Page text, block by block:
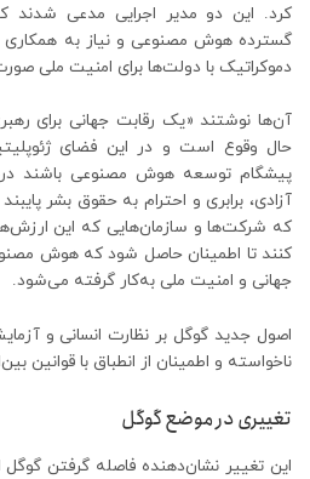
کرد. این دو مدیر اجرایی مدعی شدند
گسترده هوش مصنوعی و نیاز به
دموکراتیک با دولت‌ها برای امنیت ملی
آن‌ها نوشتند «یک رقابت جهانی برای
حال وقوع است و در این فضای
پیشگام توسعه هوش مصنوعی باشند
آزادی، برابری و احترام به حقوق بشر
که شرکت‌ها و سازمان‌هایی که این ارزش‌ها
کنند تا اطمینان حاصل شود که هوش
جهانی و امنیت ملی به‌کار گرفته می‌شود.
اصول جدید گوگل بر نظارت انسانی و
ناخواسته و اطمینان از انطباق با قوانین
تغییری در موضع گوگل
این تغییر نشان‌دهنده فاصله گرفتن